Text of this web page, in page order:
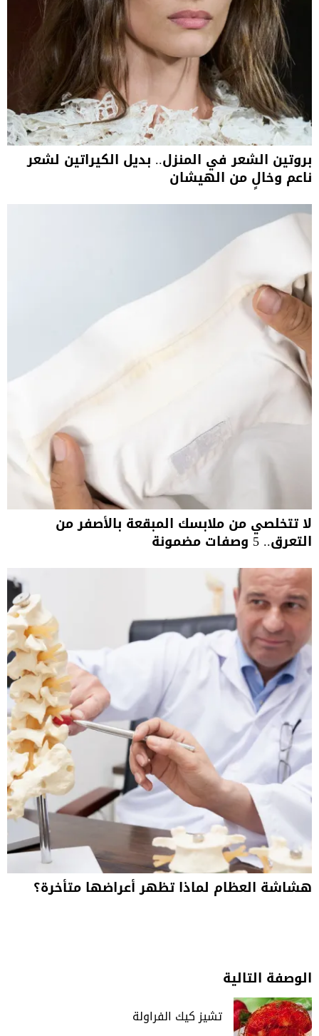
بروتين الشعر في المنزل.. بديل الكيراتين لشعر
ناعم وخالٍ من الهيشان
لا تتخلصي من ملابسك المبقعة بالأصفر من
التعرق.. 5 وصفات مضمونة
هشاشة العظام لماذا تظهر أعراضها متأخرة؟
الوصفة التالية
تشيز كيك الفراولة